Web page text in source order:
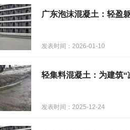
广东泡沫混凝土：轻盈
发表时间：2026-01-10
轻集料混凝土：为建筑
发表时间：2025-12-24